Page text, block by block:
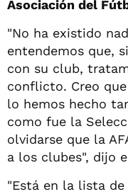
Asociación del
"No ha existido
entendemos que,
con su club,
conflicto. Creo
lo hemos hecho
como fue la
olvidarse que la
a los clubes", dijo
"Está en la lista de